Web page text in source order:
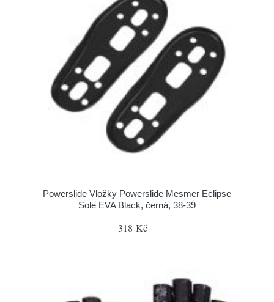
Powerslide Vložky Powerslide Mesmer Eclipse
Sole EVA Black, černá, 38-39
318 Kč